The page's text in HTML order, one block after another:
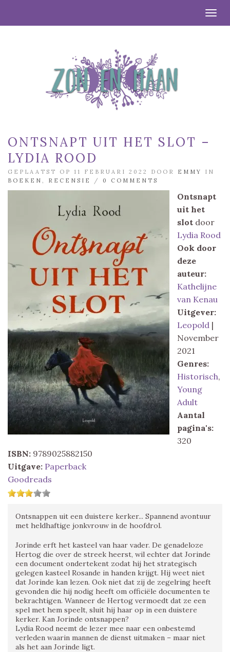
ONTSNAPT UIT HET SLOT –
LYDIA ROOD
GEPLAATST OP 11 FEBRUARI 2022 DOOR EMMY
IN
BOEKEN
RECENSIE / 0 COMMENTS
Ontsnapt
uit het
slot door
Lydia Rood
Ook door
deze
auteur:
Kathelijne
van Kenau
Uitgever:
Leopold |
November
2021
Genres:
Historisch,
Young
Adult
Aantal
pagina's:
320
ISBN: 9789025882150
Uitgave: Paperback
Goodreads
Ontsnappen uit een duistere kerker... Spannend avontuur
met heldhaftige jonkvrouw in de hoofdrol.
Jorinde erft het kasteel van haar vader. De genadeloze
Hertog die over de streek heerst, wil echter dat Jorinde
een document ondertekent zodat hij het strategisch
gelegen kasteel Rosande in handen krijgt. Hij weet niet
dat Jorinde kan lezen. Ook niet dat zij de zegelring heeft
gevonden die hij nodig heeft om officiële documenten te
bekrachtigen. Wanneer de Hertog vermoedt dat ze een
spel met hem speelt, sluit hij haar op in een duistere
kerker. Kan Jorinde ontsnappen?
Lydia Rood neemt de lezer mee naar een onbestemd
verleden waarin mannen de dienst uitmaken – maar niet
als het aan Jorinde ligt.